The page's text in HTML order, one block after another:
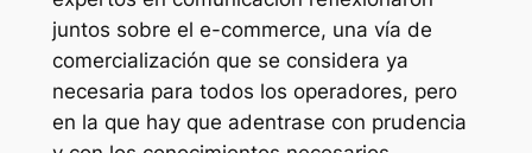
juntos sobre el e-commerce, una vía de
comercialización que se considera ya
necesaria para todos los operadores, pero
en la que hay que adentrase con prudencia